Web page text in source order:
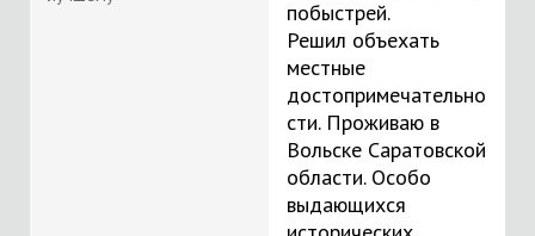
побыстрей.
Решил объехать
местные
достопримечательно
сти. Проживаю в
Вольске Саратовской
области. Особо
выдающихся